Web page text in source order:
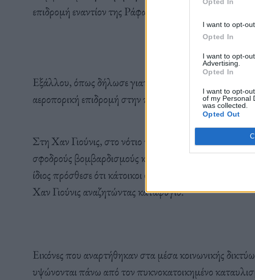
I want to opt-
Opted In
I want to opt-
Advertising.
Opted In
I want to opt-
of my Personal
was collected.
Opted Out
επιδρομή εναντίον της Ράφα, στο νότιο τμήμα του
Εξάλλου, όπως δήλωσε γιατρός στο νοσοκομείο Άχλι
αεροπορική επιδρομή στην πόλη της Γάζας.
Στη Χαν Γιούνις, στο νότιο τμήμα της Γάζας,
σφοδρούς βομβαρδισμούς και βλέπει καπνό να
ίδιος πρόσθεσε ότι κάτοικοι φεύγουν από την περιοχή
Χαν Γιούνις αναζητώντας καταφύγιο.
Εικόνες που αναρτήθηκαν στα μέσα κοινωνικής
υψώνονται πάνω από τον πυκνοκατοικημένο